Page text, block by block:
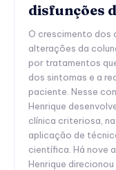
disfunções
O crescimento dos
alterações da
por tratamentos
dos sintomas e a
paciente. Nesse
Henrique
clínica criteriosa,
aplicação de
científica. Há nove
Henrique